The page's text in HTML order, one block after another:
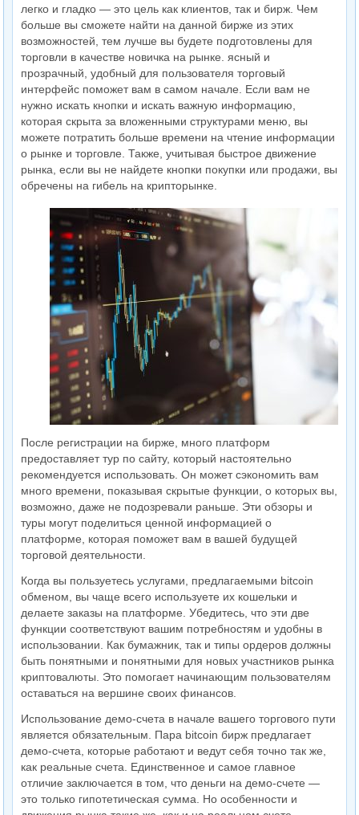
легко и гладко — это цель как клиентов, так и бирж. Чем
больше вы сможете найти на данной бирже из этих
возможностей, тем лучше вы будете подготовлены для
торговли в качестве новичка на рынке. ясный и
прозрачный, удобный для пользователя торговый
интерфейс поможет вам в самом начале. Если вам не
нужно искать кнопки и искать важную информацию,
которая скрыта за вложенными структурами меню, вы
можете потратить больше времени на чтение информации
о рынке и торговле. Также, учитывая быстрое движение
рынка, если вы не найдете кнопки покупки или продажи, вы
обречены на гибель на крипторынке.
После регистрации на бирже, много платформ
предоставляет тур по сайту, который настоятельно
рекомендуется использовать. Он может сэкономить вам
много времени, показывая скрытые функции, о которых вы,
возможно, даже не подозревали раньше. Эти обзоры и
туры могут поделиться ценной информацией о
платформе, которая поможет вам в вашей будущей
торговой деятельности.
Когда вы пользуетесь услугами, предлагаемыми bitcoin
обменом, вы чаще всего используете их кошельки и
делаете заказы на платформе. Убедитесь, что эти две
функции соответствуют вашим потребностям и удобны в
использовании. Как бумажник, так и типы ордеров должны
быть понятными и понятными для новых участников рынка
криптовалюты. Это помогает начинающим пользователям
оставаться на вершине своих финансов.
Использование демо-счета в начале вашего торгового пути
является обязательным. Пара bitcoin бирж предлагает
демо-счета, которые работают и ведут себя точно так же,
как реальные счета. Единственное и самое главное
отличие заключается в том, что деньги на демо-счете —
это только гипотетическая сумма. Но особенности и